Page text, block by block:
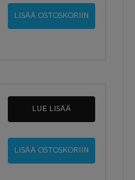
LUE LISÄÄ